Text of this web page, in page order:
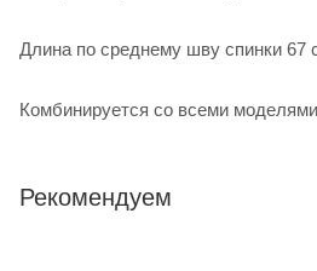
Длина по среднему шву спинки 67
Комбинируется со всеми
Рекомендуем